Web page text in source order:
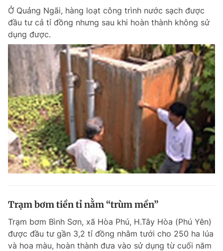
Ở Quảng Ngãi, hàng loạt công trình nước sạch được
đầu tư cả tỉ đồng nhưng sau khi hoàn thành không sử
dụng được.
Trạm bơm tiền tỉ nằm “trùm mền”
Trạm bơm Bình Sơn, xã Hòa Phú, H.Tây Hòa (Phú Yên)
được đầu tư gần 3,2 tỉ đồng nhằm tưới cho 250 ha lúa
và hoa màu, hoàn thành đưa vào sử dụng từ cuối năm